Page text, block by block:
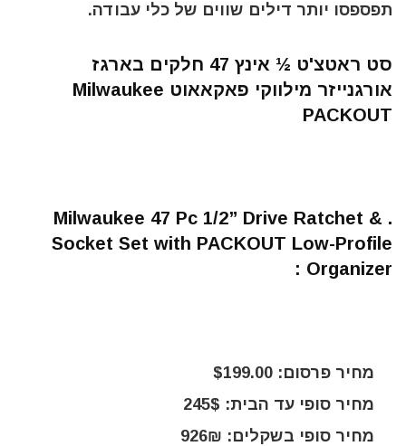
תפספסו יותר דילים שווים של כלי עבודה.
סט ראטצ'ט ½ אינץ 47 חלקים בארגז
אורגנייזר מילווקי פאקאאוט Milwaukee
PACKOUT
. Milwaukee 47 Pc 1/2” Drive Ratchet &
Socket Set with PACKOUT Low-Profile
Organizer :
מחיר פרסום: $199.00
מחיר סופי עד הבית: 245$
מחיר סופי בשקלים: 926₪